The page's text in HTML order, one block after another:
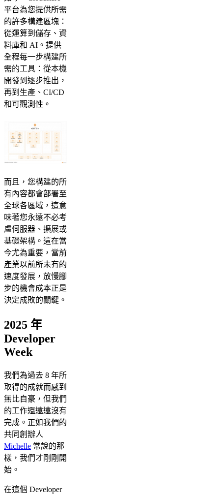
平台為您提供所需
的許多構建區塊：
從運算到儲存、資
料庫和 AI。提供
全程每一步構建所
需的工具：從本機
開發到逐步推出，
再到生產、CI/CD
和可觀測性。
而且，您構建的所
有內容都會部署至
全球各區域，這意
味著您永遠不必考
慮伺服器、擴展或
基礎架構。這在當
今尤為重要，當前
產業以前所未有的
速度發展，放慢腳
步的機會成本正是
決定成敗的關鍵。
2025 年
Developer
Week
我們為過去 8 年所
取得的成就而感到
無比自豪，但我們
的工作還遠遠沒有
完成。正如我們的
共同創辦人
Michelle 常說的那
樣，我們才剛剛開
始。
在這個 Developer